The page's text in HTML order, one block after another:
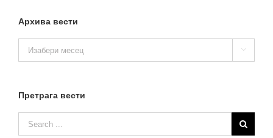
Архива вести
вести

Претрага вести